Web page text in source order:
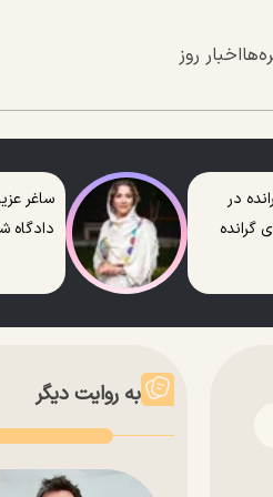
اخبار روز
در
گرانده
ساغر
دادگاه
به روایت دیگر